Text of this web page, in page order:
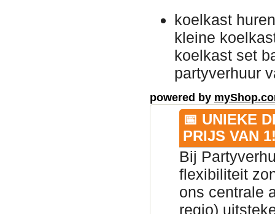
koelkast
kleine
koelkast set
partyverhuur
powered by
📅 UNIEKE
PRIJS VAN
Bij
flexibiliteit
ons centrale
regio)